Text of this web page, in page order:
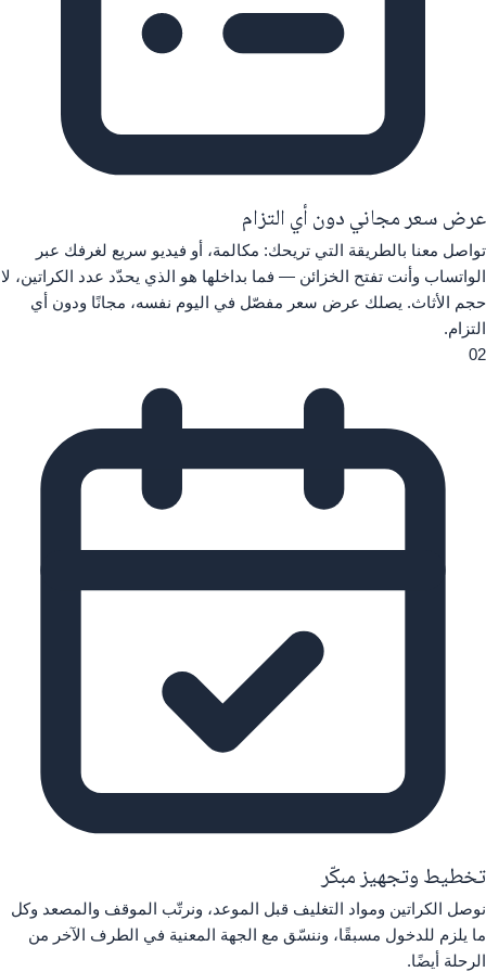
عرض سعر مجاني دون أي التزام
تواصل معنا بالطريقة التي تريحك: مكالمة، أو فيديو سريع لغرفك عبر
الواتساب وأنت تفتح الخزائن — فما بداخلها هو الذي يحدّد عدد الكراتين، لا
حجم الأثاث. يصلك عرض سعر مفصّل في اليوم نفسه، مجانًا ودون أي
التزام.
02
تخطيط وتجهيز مبكّر
نوصل الكراتين ومواد التغليف قبل الموعد، ونرتّب الموقف والمصعد وكل
ما يلزم للدخول مسبقًا، وننسّق مع الجهة المعنية في الطرف الآخر من
الرحلة أيضًا.